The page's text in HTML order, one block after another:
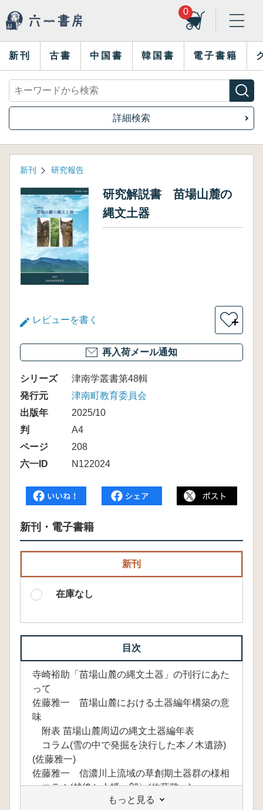
0
新刊 古書 中国書 韓国書 電子書籍
詳細検索
新刊 研究報告
研究解説書 苗場山麓の
縄文土器
レビューを書く ＋
再入荷メール通知
シリーズ
津南学叢書第48輯
発行元
津南町教育委員会
出版年
2025/10
判
A4
ページ
208
六一ID
N122024
新刊・電子書籍
新刊
在庫なし
目次
寺崎裕助「苗場山麓の縄文土器」の刊行にあた
って
佐藤雅一 苗場山麓における土器編年構築の意
味
附表 苗場山麓周辺の縄文土器編年表
コラム(雪の中で発掘を決行した本ノ木遺跡)
(佐藤雅一)
佐藤雅一 信濃川上流域の草創期土器群の様相
コラム(越後と人幡一郎〉(佐藤雅一)
石坂圭介 苗場山麓地域から見た撚糸文期の土
もっと見る